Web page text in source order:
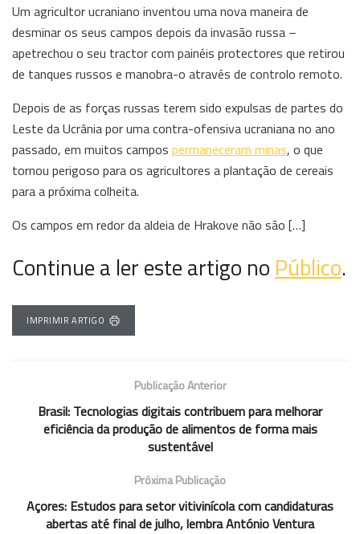
Um agricultor ucraniano inventou uma nova maneira de
desminar os seus campos depois da invasão russa –
apetrechou o seu tractor com painéis protectores que retirou
de tanques russos e manobra-o através de controlo remoto.
Depois de as forças russas terem sido expulsas de partes do
Leste da Ucrânia por uma contra-ofensiva ucraniana no ano
passado, em muitos campos permaneceram minas, o que
tornou perigoso para os agricultores a plantação de cereais
para a próxima colheita.
Os campos em redor da aldeia de Hrakove não são […]
Continue a ler este artigo noPúblico.
IMPRIMIR ARTIGO
Publicação Anterior
Brasil: Tecnologias digitais contribuem para melhorar
eficiência da produção de alimentos de forma mais
sustentável
Próxima Publicação
Açores: Estudos para setor vitivinícola com candidaturas
abertas até final de julho, lembra António Ventura